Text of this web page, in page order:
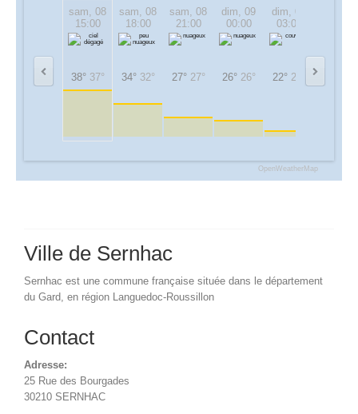
sam, 08
15:00
38° 37°
sam, 08
18:00
34° 32°
sam, 08
21:00
27° 27°
dim, 09
00:00
26° 26°
dim, 09
03:00
22° 22°
OpenWeatherMap
Ville de Sernhac
Sernhac est une commune française située dans le département
du Gard, en région Languedoc-Roussillon
Contact
Adresse:
25 Rue des Bourgades
30210 SERNHAC